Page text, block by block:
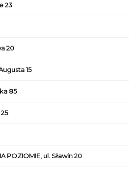
23
20
15
85
POZIOMIE, ul. Sławin 20